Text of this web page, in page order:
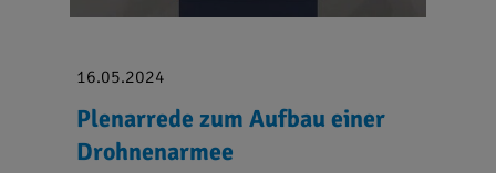
16.05.2024
Plenarrede zum Aufbau einer
Drohnenarmee